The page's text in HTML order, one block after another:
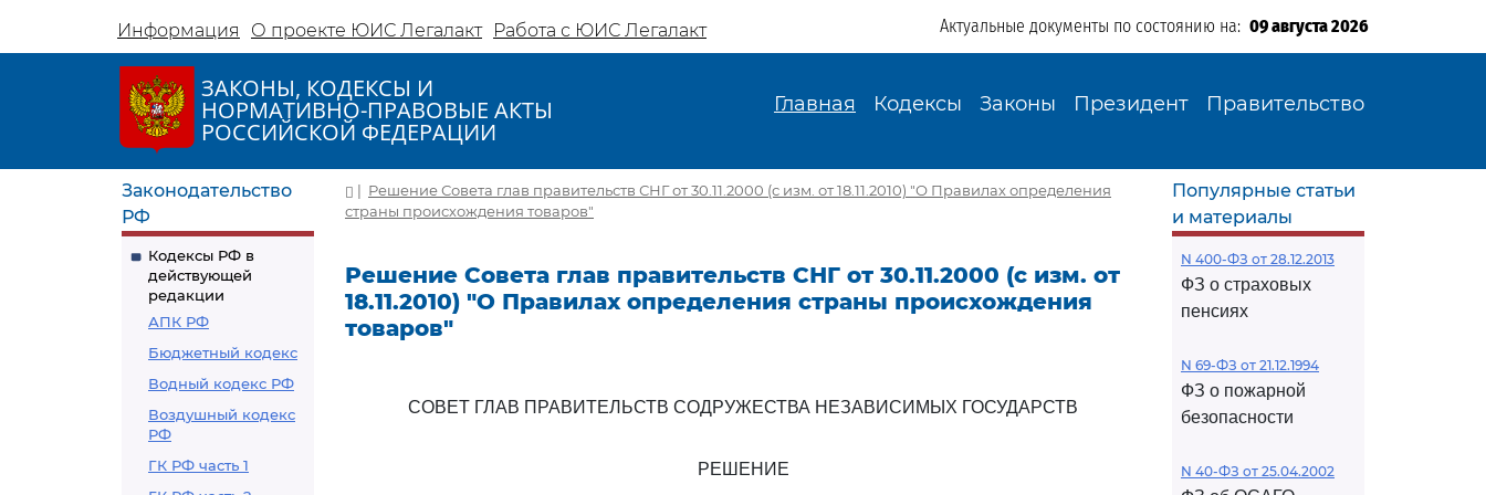
Информация О проекте ЮИС Легалакт Работа с ЮИС Легалакт Актуальные документы по состоянию на: 09 августа 2026
ЗАКОНЫ, КОДЕКСЫ И
НОРМАТИВНО-ПРАВОВЫЕ АКТЫ
РОССИЙСКОЙ ФЕДЕРАЦИИ
Главная Кодексы Законы Президент Правительство
Законодательство
РФ
Кодексы РФ в
действующей
редакции
АПК РФ
Бюджетный кодекс
Водный кодекс РФ
Воздушный кодекс
РФ
ГК РФ часть 1
| Решение Совета глав правительств СНГ от 30.11.2000 (с изм. от 18.11.2010) "О Правилах определения
страны происхождения товаров"
Решение Совета глав правительств СНГ от 30.11.2000 (с изм. от
18.11.2010) "О Правилах определения страны происхождения
товаров"
СОВЕТ ГЛАВ ПРАВИТЕЛЬСТВ СОДРУЖЕСТВА НЕЗАВИСИМЫХ ГОСУДАРСТВ
РЕШЕНИЕ
Популярные статьи
и материалы
N 400-ФЗ от 28.12.2013
ФЗ о страховых
пенсиях
N 69-ФЗ от 21.12.1994
ФЗ о пожарной
безопасности
N 40-ФЗ от 25.04.2002